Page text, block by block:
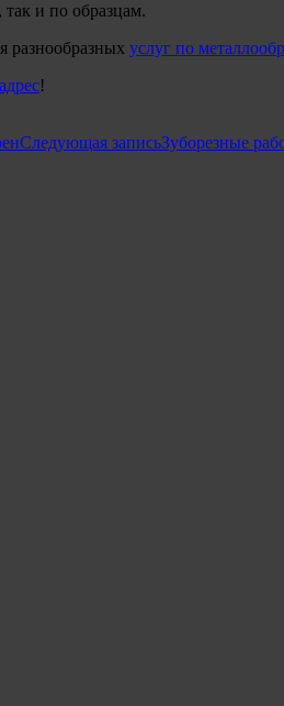
так и по образцам.
разнообразных услуг по
!
Следующая записьЗуборезные